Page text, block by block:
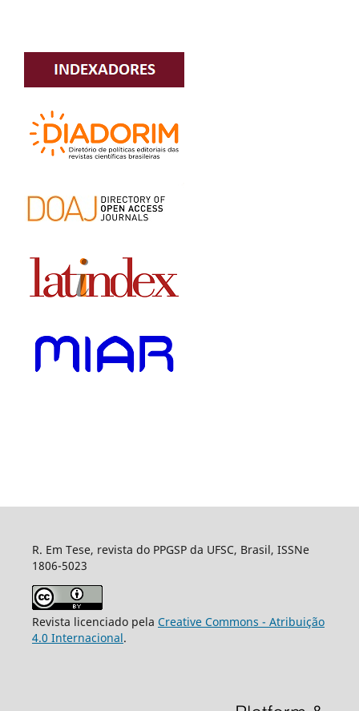
R. Em Tese, revista do PPGSP da UFSC, Brasil, ISSNe
1806-5023
Revista licenciado pela Creative Commons - Atribuição
4.0 Internacional.